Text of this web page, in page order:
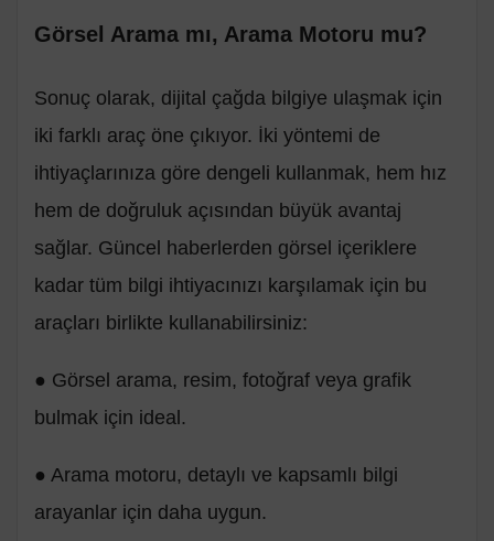
Görsel Arama mı, Arama Motoru mu?
Sonuç olarak, dijital çağda bilgiye ulaşmak için
iki farklı araç öne çıkıyor. İki yöntemi de
ihtiyaçlarınıza göre dengeli kullanmak, hem hız
hem de doğruluk açısından büyük avantaj
sağlar. Güncel haberlerden görsel içeriklere
kadar tüm bilgi ihtiyacınızı karşılamak için bu
araçları birlikte kullanabilirsiniz:
● Görsel arama, resim, fotoğraf veya grafik
bulmak için ideal.
● Arama motoru, detaylı ve kapsamlı bilgi
arayanlar için daha uygun.